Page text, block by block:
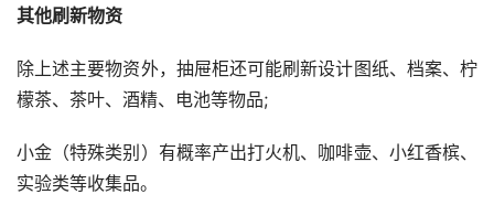
其他刷新物资
除上述主要物资外，抽屉柜还可能刷新设计图纸、档案、柠
檬茶、茶叶、酒精、电池等物品;
小金（特殊类别）有概率产出打火机、咖啡壶、小红香槟、
实验类等收集品。